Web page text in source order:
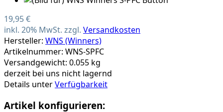
19,95 €
inkl. 20% MwSt. zzgl. Versandkosten
Hersteller: WNS (Winners)
Artikelnummer: WNS-SPFC
Versandgewicht: 0.055 kg
derzeit bei uns nicht lagernd
Details unterVerfügbarkeit
Artikel konfigurieren: